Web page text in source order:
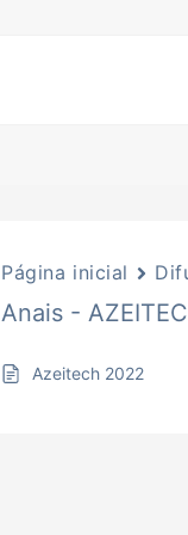
Página inicial
Anais -
Azeitech 2022